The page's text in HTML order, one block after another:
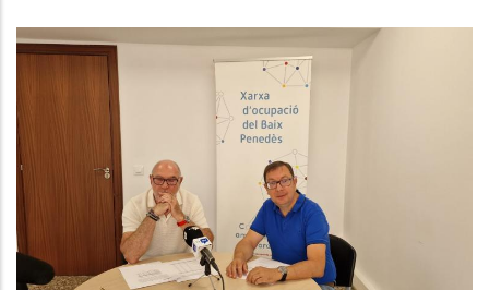
Continua Augmentant L'Ocupació
Al Baix Penedès Durant El Segon
Trimestre De L'any
Ocupació